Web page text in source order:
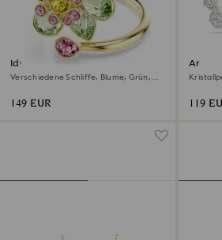
Idyllia Offener Ring
Verschiedene Schliffe, Blume, Grün,
149 EUR
Ariana
119